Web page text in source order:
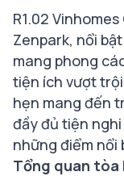
R1.02
Zenpark, nổi
mang phong
tiện ích vượt trội
hẹn mang đến
đầy đủ tiện
những điểm nổi
Tổng quan tòa